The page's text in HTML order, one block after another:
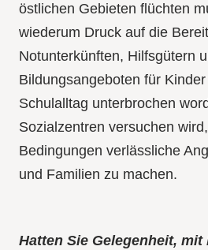
östlichen Gebieten flüchten
wiederum Druck auf die
Notunterkünften, Hilfsgütern
Bildungsangeboten für
Schulalltag unterbrochen
Sozialzentren versuchen
Bedingungen verlässliche
und Familien zu machen.
Hatten Sie Gelegenheit, mit